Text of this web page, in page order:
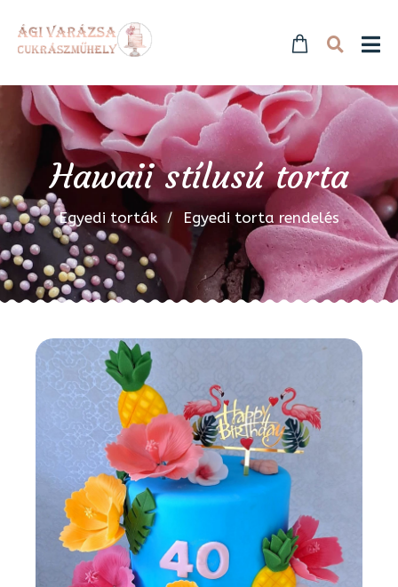
Hawaii stílusú torta
Egyedi torták Egyedi torta rendelés